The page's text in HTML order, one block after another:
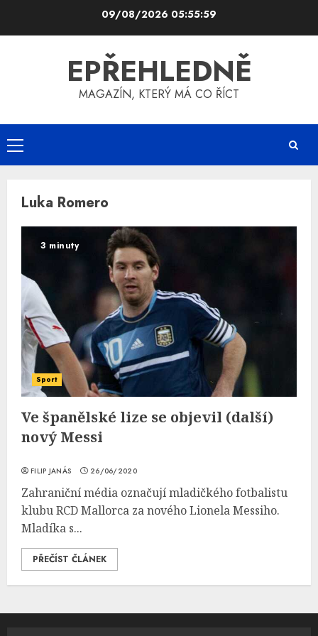
09/08/2026 05:55:59
EPŘEHLEDNĚ
MAGAZÍN, KTERÝ MÁ CO ŘÍCT
Primary
Menu
Luka Romero
3 minuty
Sport
Ve španělské lize se objevil (další)
nový Messi
FILIP JANÁS 26/06/2020
Zahraniční média označují mladičkého fotbalistu
klubu RCD Mallorca za nového Lionela Messiho.
Mladíka s...
PŘEČÍST ČLÁNEK